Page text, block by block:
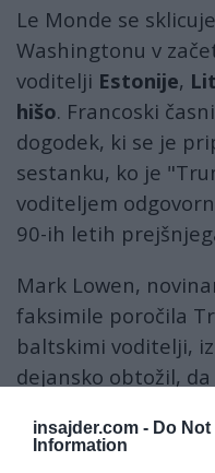
insajder.com - Do
Information
Le Monde se
Washingtonu v
voditelji Estonije,
hišo. Francoski
dogodek, ki se je
sestanku, ko je
voditeljem
90-ih letih
Mark Lowen,
faksimile poročila
baltskimi voditelji,
dejansko obtožil,
In today’s ⁦